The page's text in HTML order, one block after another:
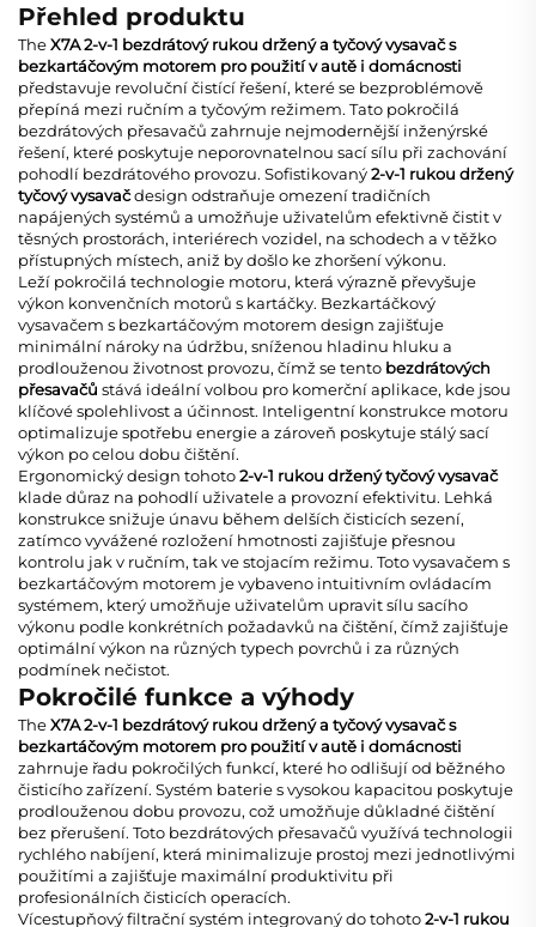
Přehled produktu
TheX7A 2-v-1 bezdrátový rukou držený a tyčový vysavač s
bezkartáčovým motorem pro použití v autě i domácnosti
představuje revoluční čistící řešení, které se bezproblémově
přepíná mezi ručním a tyčovým režimem. Tato pokročilá
bezdrátových přesavačů zahrnuje nejmodernější inženýrské
řešení, které poskytuje neporovnatelnou sací sílu při zachování
pohodlí bezdrátového provozu. Sofistikovaný2-v-1 rukou držený
tyčový vysavačdesign odstraňuje omezení tradičních
napájených systémů a umožňuje uživatelům efektivně čistit v
těsných prostorách, interiérech vozidel, na schodech a v těžko
přístupných místech, aniž by došlo ke zhoršení výkonu.
Leží pokročilá technologie motoru, která výrazně převyšuje
výkon konvenčních motorů s kartáčky. Bezkartáčkový
vysavačem s bezkartáčovým motorem design zajišťuje
minimální nároky na údržbu, sníženou hladinu hluku a
prodlouženou životnost provozu, čímž se tento bezdrátových
přesavačů stává ideální volbou pro komerční aplikace, kde jsou
klíčové spolehlivost a účinnost. Inteligentní konstrukce motoru
optimalizuje spotřebu energie a zároveň poskytuje stálý sací
výkon po celou dobu čištění.
Ergonomický design tohoto2-v-1 rukou držený tyčový vysavač
klade důraz na pohodlí uživatele a provozní efektivitu. Lehká
konstrukce snižuje únavu během delších čisticích sezení,
zatímco vyvážené rozložení hmotnosti zajišťuje přesnou
kontrolu jak v ručním, tak ve stojacím režimu. Totovysavačem s
bezkartáčovým motorem je vybaveno intuitivním ovládacím
systémem, který umožňuje uživatelům upravit sílu sacího
výkonu podle konkrétních požadavků na čištění, čímž zajišťuje
optimální výkon na různých typech povrchů i za různých
podmínek nečistot.
Pokročilé funkce a výhody
TheX7A 2-v-1 bezdrátový rukou držený a tyčový vysavač s
bezkartáčovým motorem pro použití v autě i domácnosti
zahrnuje řadu pokročilých funkcí, které ho odlišují od běžného
čisticího zařízení. Systém baterie s vysokou kapacitou poskytuje
prodlouženou dobu provozu, což umožňuje důkladné čištění
bez přerušení. Toto bezdrátových přesavačů využívá technologii
rychlého nabíjení, která minimalizuje prostoj mezi jednotlivými
použitími a zajišťuje maximální produktivitu při
profesionálních čisticích operacích.
Vícestupňový filtrační systém integrovaný do tohoto2-v-1 rukou